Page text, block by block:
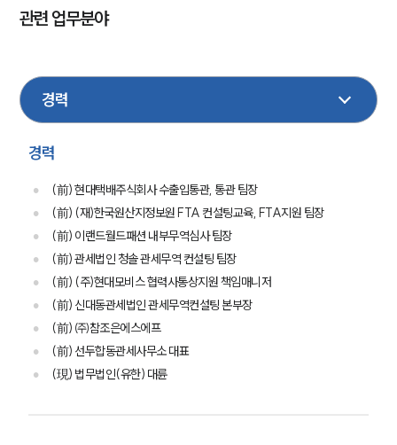
관련 업무분야
경력
(前) 현대택배주식회사 수출입통관, 통관 팀장
(前) (재)한국원산지정보원 FTA 컨설팅교육, FTA지원 팀장
(前) 이랜드월드패션 내부무역심사 팀장
(前) 관세법인 청솔 관세무역 컨설팅 팀장
(前) (주)현대모비스 협력사통상지원 책임매니저
(前) 신대동관세법인 관세무역컨설팅 본부장
(前) ㈜참조은에스에프
(前) 선두합동관세사무소 대표
(現) 법무법인(유한) 대륜